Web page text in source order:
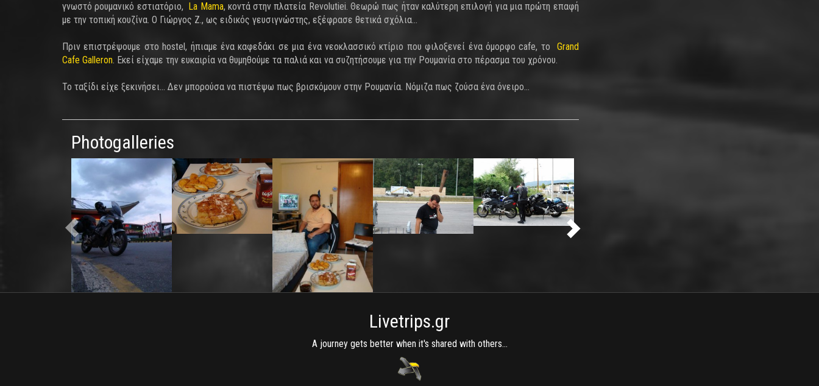
γνωστό ρουμανικό εστιατόριο, La Mama, κοντά στην πλατεία Revolutiei. Θεωρώ πως ήταν καλύτερη επιλογή για μια πρώτη επαφή
με την τοπική κουζίνα. Ο Γιώργος Ζ., ως ειδικός γευσιγνώστης, εξέφρασε θετικά σχόλια…
Πριν επιστρέψουμε στο hostel, ήπιαμε ένα καφεδάκι σε μια ένα νεοκλασσικό κτίριο που φιλοξενεί ένα όμορφο cafe, το Grand
Cafe Galleron. Εκεί είχαμε την ευκαιρία να θυμηθούμε τα παλιά και να συζητήσουμε για την Ρουμανία στο πέρασμα του χρόνου.
Το ταξίδι είχε ξεκινήσει… Δεν μπορούσα να πιστέψω πως βρισκόμουν στην Ρουμανία. Νόμιζα πως ζούσα ένα όνειρο…
Photogalleries
Livetrips.gr
A journey gets better when it's shared with others...